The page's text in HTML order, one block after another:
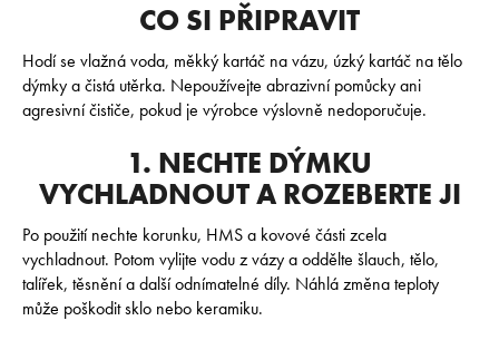
CO SI PŘIPRAVIT
Hodí se vlažná voda, měkký kartáč na vázu, úzký kartáč na tělo
dýmky a čistá utěrka. Nepoužívejte abrazivní pomůcky ani
agresivní čističe, pokud je výrobce výslovně nedoporučuje.
1. NECHTE DÝMKU
VYCHLADNOUT A ROZEBERTE JI
Po použití nechte korunku, HMS a kovové části zcela
vychladnout. Potom vylijte vodu z vázy a oddělte šlauch, tělo,
talířek, těsnění a další odnímatelné díly. Náhlá změna teploty
může poškodit sklo nebo keramiku.
E
N
A
?